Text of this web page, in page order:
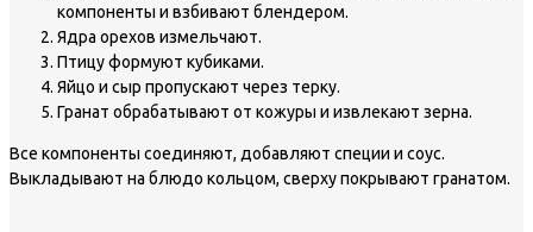
компоненты и взбивают блендером.
Ядра орехов измельчают.
Птицу формуют кубиками.
Яйцо и сыр пропускают через терку.
Гранат обрабатывают от кожуры и извлекают зерна.
Все компоненты соединяют, добавляют специи и соус.
Выкладывают на блюдо кольцом, сверху покрывают гранатом.